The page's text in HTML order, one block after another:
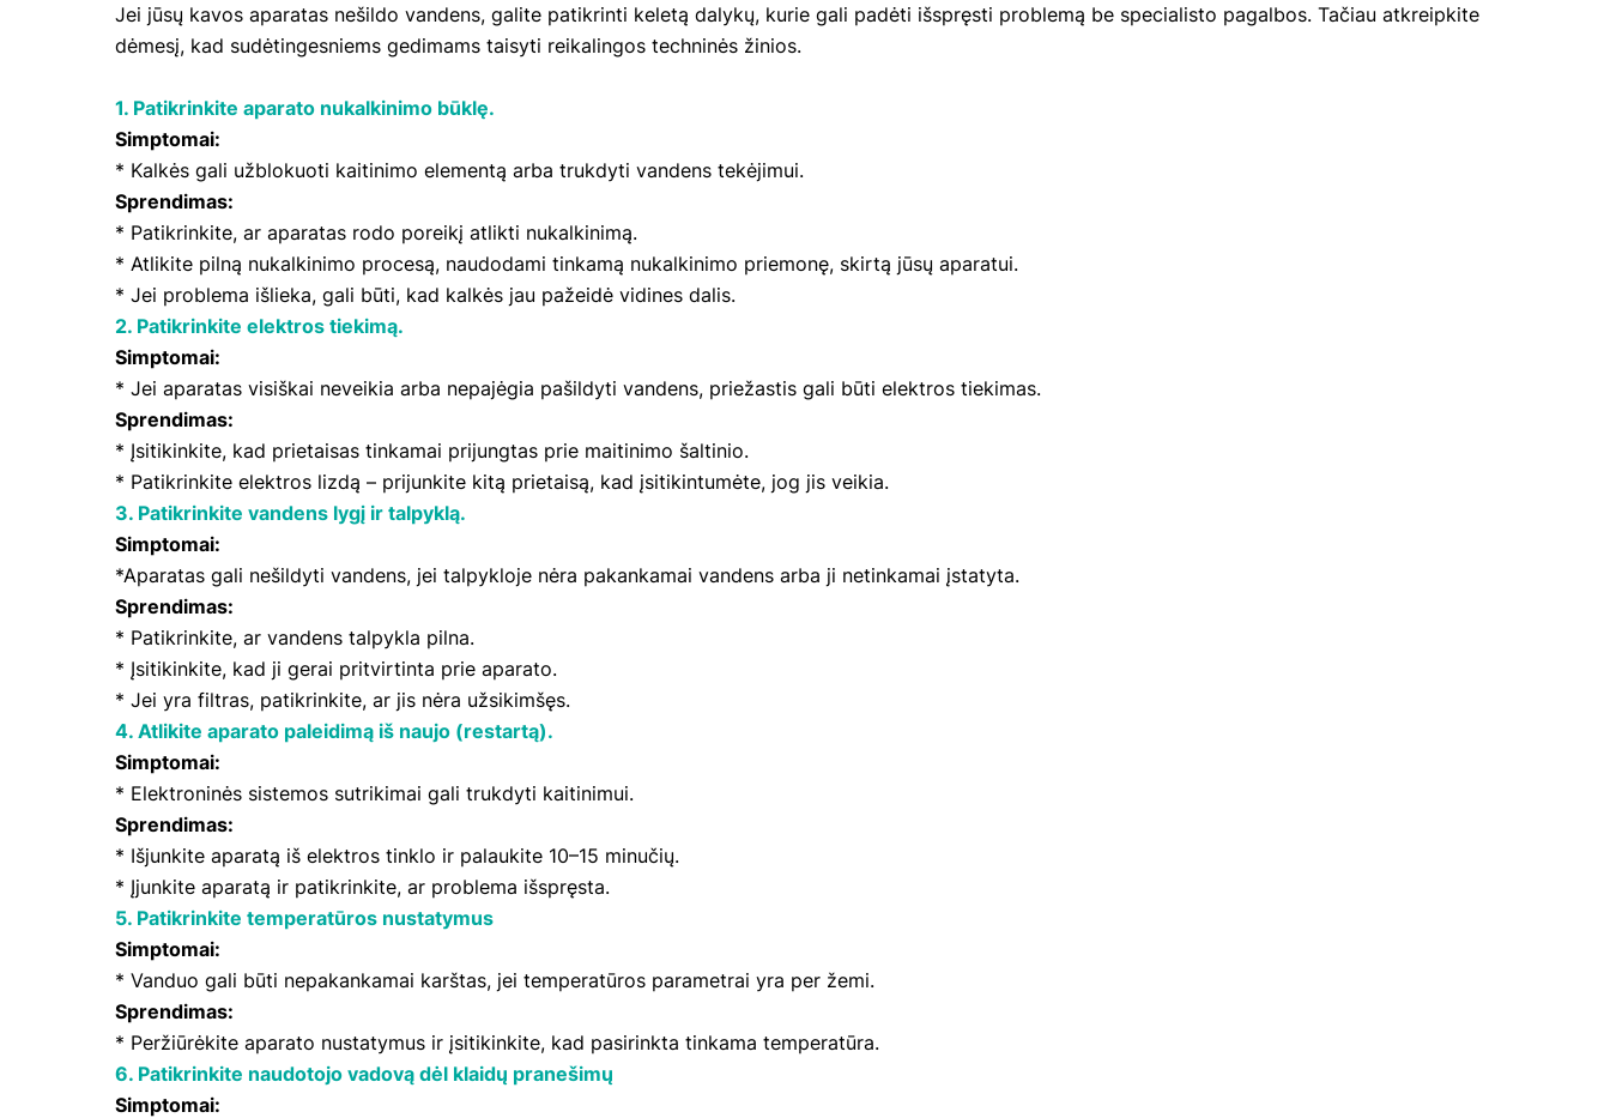
Jei jūsų kavos aparatas nešildo vandens, galite patikrinti keletą dalykų, kurie gali padėti išspręsti problemą be specialisto pagalbos. Tačiau atkreipkite
dėmesį, kad sudėtingesniems gedimams taisyti reikalingos techninės žinios.
1. Patikrinkite aparato nukalkinimo būklę.
Simptomai:
* Kalkės gali užblokuoti kaitinimo elementą arba trukdyti vandens tekėjimui.
Sprendimas:
* Patikrinkite, ar aparatas rodo poreikį atlikti nukalkinimą.
* Atlikite pilną nukalkinimo procesą, naudodami tinkamą nukalkinimo priemonę, skirtą jūsų aparatui.
* Jei problema išlieka, gali būti, kad kalkės jau pažeidė vidines dalis.
2. Patikrinkite elektros tiekimą.
Simptomai:
* Jei aparatas visiškai neveikia arba nepajėgia pašildyti vandens, priežastis gali būti elektros tiekimas.
Sprendimas:
* Įsitikinkite, kad prietaisas tinkamai prijungtas prie maitinimo šaltinio.
* Patikrinkite elektros lizdą – prijunkite kitą prietaisą, kad įsitikintumėte, jog jis veikia.
3. Patikrinkite vandens lygį ir talpyklą.
Simptomai:
*Aparatas gali nešildyti vandens, jei talpykloje nėra pakankamai vandens arba ji netinkamai įstatyta.
Sprendimas:
* Patikrinkite, ar vandens talpykla pilna.
* Įsitikinkite, kad ji gerai pritvirtinta prie aparato.
* Jei yra filtras, patikrinkite, ar jis nėra užsikimšęs.
4. Atlikite aparato paleidimą iš naujo (restartą).
Simptomai:
* Elektroninės sistemos sutrikimai gali trukdyti kaitinimui.
Sprendimas:
* Išjunkite aparatą iš elektros tinklo ir palaukite 10–15 minučių.
* Įjunkite aparatą ir patikrinkite, ar problema išspręsta.
5. Patikrinkite temperatūros nustatymus
Simptomai:
* Vanduo gali būti nepakankamai karštas, jei temperatūros parametrai yra per žemi.
Sprendimas:
* Peržiūrėkite aparato nustatymus ir įsitikinkite, kad pasirinkta tinkama temperatūra.
6. Patikrinkite naudotojo vadovą dėl klaidų pranešimų
Simptomai: